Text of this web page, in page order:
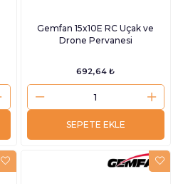
Gemfan 15x10E RC Uçak ve
Drone Pervanesi
692,64 ₺
SEPETE EKLE